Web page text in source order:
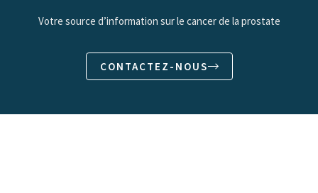
Votre source d’information sur le cancer de la prostate
CONTACTEZ-NOUS